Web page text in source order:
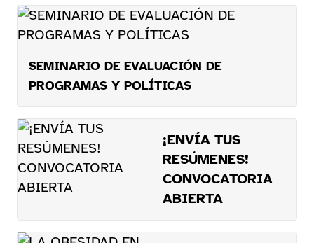
SEMINARIO DE EVALUACIÓN DE
PROGRAMAS Y POLÍTICAS
¡ENVÍA TUS
RESÚMENES!
CONVOCATORIA
ABIERTA